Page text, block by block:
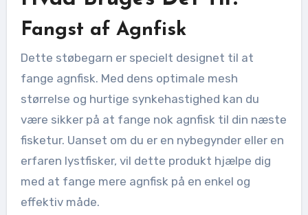
Fangst af Agnfisk
Dette støbegarn er specielt designet til at
fange agnfisk. Med dens optimale mesh
størrelse og hurtige synkehastighed kan du
være sikker på at fange nok agnfisk til din næste
fisketur. Uanset om du er en nybegynder eller en
erfaren lystfisker, vil dette produkt hjælpe dig
med at fange mere agnfisk på en enkel og
effektiv måde.